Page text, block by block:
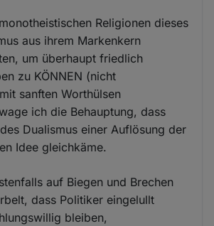
Religionen dieses
aus ihrem Markenkern
um überhaupt friedlich
zu KÖNNEN (nicht
sanften Worthülsen
ich die Behauptung, dass
Dualismus einer Auflösung der
Idee gleichkäme.
auf Biegen und Brechen
dass Politiker eingelullt
bleiben,